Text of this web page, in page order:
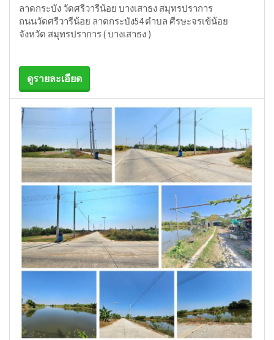
ลาดกระบัง วัดศรีวารีน้อย บางเสาธง สมุทรปราการ
ถนนวัดศรีวารีน้อย ลาดกระบัง54 ตำบล ศีรษะจรเข้น้อย
จังหวัด สมุทรปราการ ( บางเสาธง )
ดูรายละเอียด